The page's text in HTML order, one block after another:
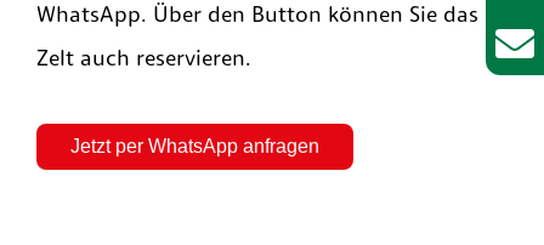
WhatsApp. Über den Button können Sie das
Zelt auch reservieren.
Jetzt per WhatsApp anfragen